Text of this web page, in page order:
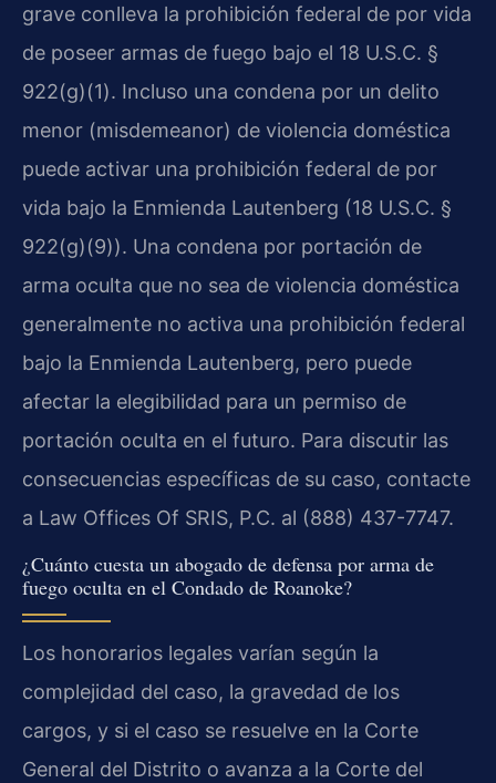
grave conlleva la prohibición federal de por vida
de poseer armas de fuego bajo el 18 U.S.C. §
922(g)(1). Incluso una condena por un delito
menor (misdemeanor) de violencia doméstica
puede activar una prohibición federal de por
vida bajo la Enmienda Lautenberg (18 U.S.C. §
922(g)(9)). Una condena por portación de
arma oculta que no sea de violencia doméstica
generalmente no activa una prohibición federal
bajo la Enmienda Lautenberg, pero puede
afectar la elegibilidad para un permiso de
portación oculta en el futuro. Para discutir las
consecuencias específicas de su caso, contacte
a Law Offices Of SRIS, P.C. al (888) 437-7747.
¿Cuánto cuesta un abogado de defensa por arma de
fuego oculta en el Condado de Roanoke?
Los honorarios legales varían según la
complejidad del caso, la gravedad de los
cargos, y si el caso se resuelve en la Corte
General del Distrito o avanza a la Corte del